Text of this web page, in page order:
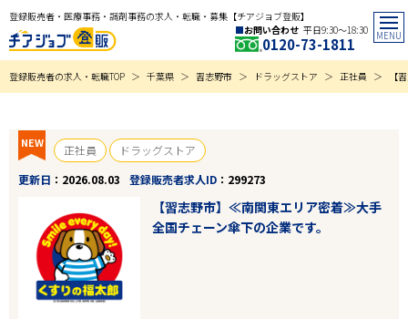
登録販売者・医療事務・調剤事務の求人・転職・募集【チアジョブ登販】
お問い合わせ 平日9:30〜18:30
0120-73-1811
登録販売者の求人・転職TOP 千葉県 習志野市 ドラッグストア 正社員 【
NEW 正社員
ドラッグストア
更新日
2026.08.03 登録販売者求人ID 299273
【習志野市】≪南関東エリア密着≫大手
全国チェーン傘下の企業です。